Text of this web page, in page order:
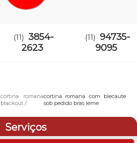
(11) 3854-
2623
(11) 94735-
9095
cortina romana
blackout
cortina romana com blecaute
sob pedido bras leme
Serviços